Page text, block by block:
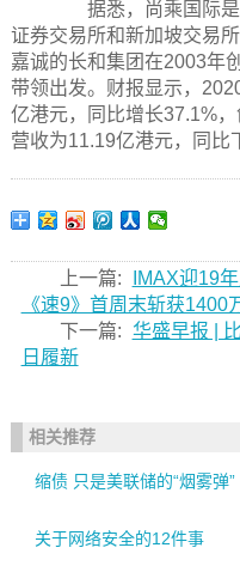
据悉，尚乘国际是
证券交易所和新加坡交易
嘉诚的长和集团在2003年
带领出发。财报显示，
亿港元，同比增长37.1%
营收为11.19亿港元，同比
上一篇:
IMAX迎19
《速9》首周末斩获1400
下一篇: 华盛早报 |
日履新
相关推荐
缩债 只是美联储的“烟雾弹”
关于网络安全的12件事